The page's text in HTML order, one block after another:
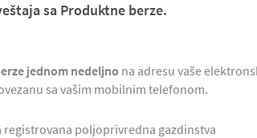
sa Produktne berze.
jednom nedeljno na adresu vaše
sa vašim mobilnim telefonom.
registrovana poljoprivredna gazdinstva